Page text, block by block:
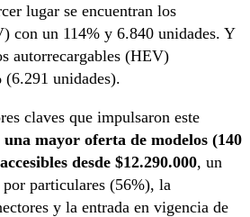
lugar se encuentran los
con un 114% y 6.840 unidades. Y
autorrecargables (HEV)
unidades).
claves que impulsaron este
una mayor oferta de modelos (140
desde $12.290.000, un
particulares (56%), la
y la entrada en vigencia de